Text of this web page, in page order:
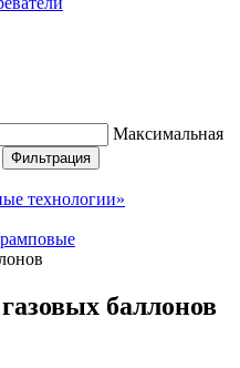
Максимальная
Фильтрация
технологии»
баллонов